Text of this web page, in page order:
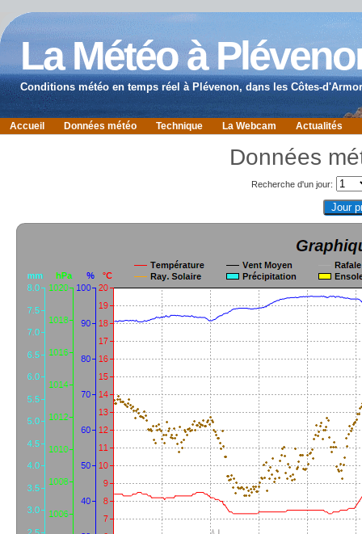
La Météo à
Conditions météo en temps réel à Plévenon, dans les Côtes-
Accueil Données météo Technique La Webcam Actualités
Données
Recherche d'un jour: